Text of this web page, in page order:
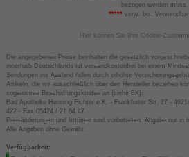
bezogen werden muss.
*****verw. bis: Verwendbar
Hier können Sie Ihre Cookie-
Die angegebenen Preise beinhalten die gesetzlich
innerhalb Deutschlands ist versandkostenfrei bei einem
Sendungen ins Ausland fallen durch erhöhte
Artikeln, die wir ausschließlich über den Hersteller beziehen
sogenannte Beschaffungskosten an (siehe BK).
Bad Apotheke Henning Fichter e.K. - Frankfurter Str. 27 -
422 - Fax 05424 / 21 64 47
Preisänderungen und Irrtümer sind vorbehalten. Abgabe nur in
Alle Angaben ohne Gewähr.
Verfügbarkeit: